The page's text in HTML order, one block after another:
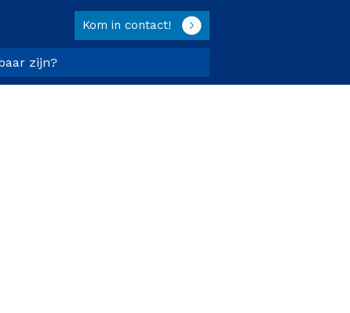
Kom in contact!
zijn?